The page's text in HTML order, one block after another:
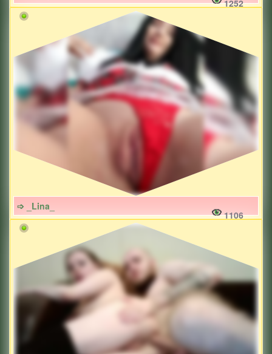
1252
➩ _Lina_
1106